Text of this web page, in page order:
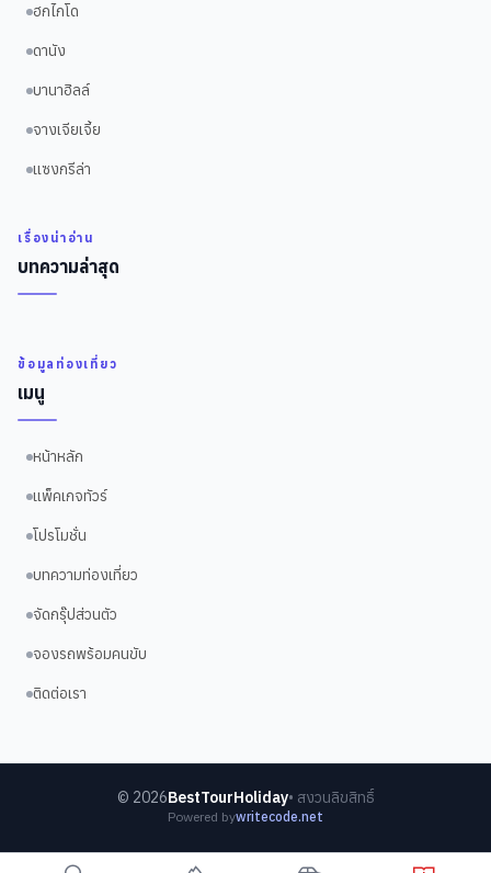
ฮกไกโด
ดานัง
บานาฮิลล์
จางเจียเจี้ย
แซงกรีล่า
เรื่องน่าอ่าน
บทความล่าสุด
ข้อมูลท่องเที่ยว
เมนู
หน้าหลัก
แพ็คเกจทัวร์
โปรโมชั่น
บทความท่องเที่ยว
จัดกรุ๊ปส่วนตัว
จองรถพร้อมคนขับ
ติดต่อเรา
© 2026BestTourHoliday• สงวนลิขสิทธิ์
Powered bywritecode.net